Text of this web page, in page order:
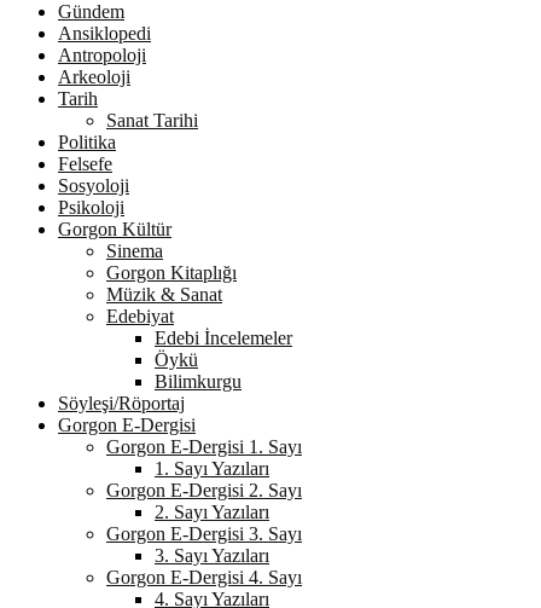
Gündem
Ansiklopedi
Antropoloji
Arkeoloji
Tarih
Sanat Tarihi
Politika
Felsefe
Sosyoloji
Psikoloji
Gorgon Kültür
Sinema
Gorgon Kitaplığı
Müzik & Sanat
Edebiyat
Edebi İncelemeler
Öykü
Bilimkurgu
Söyleşi/Röportaj
Gorgon E-Dergisi
Gorgon E-Dergisi 1. Sayı
1. Sayı Yazıları
Gorgon E-Dergisi 2. Sayı
2. Sayı Yazıları
Gorgon E-Dergisi 3. Sayı
3. Sayı Yazıları
Gorgon E-Dergisi 4. Sayı
4. Sayı Yazıları